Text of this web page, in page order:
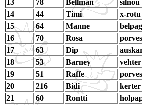
13
78 Bellman silnou
14
44 Timi x-rotu
15
64 Manne belpag
16
70 Rosa porves
17
63 Dip
18
53 Barney vehter
19
51 Raffe porves
20
216 Bidi kerter
21
60 Rontti